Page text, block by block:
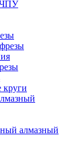
ЧПУ
алмазный